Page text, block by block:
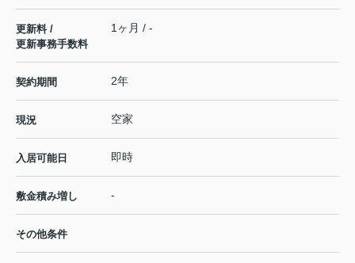
更新料 /
更新事務手数料
1ヶ月 / -
契約期間 2年
現況 空家
入居可能日 即時
敷金積み増し -
その他条件